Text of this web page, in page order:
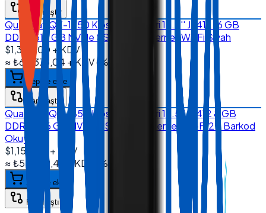
Karşılaştır
Quanmax QX-1850 Kiosk Sistemleri 18.5'' J6412 16 GB
DDR4 512 GB NVMe SSD Dual Ethernet Wi-Fi Siyah
$1,345.00 + KDV
≈₺64.373,04 + KDV(%
Sepete ekle
Karşılaştır
Quanmax QX-1850 Kiosk Sistemleri 18.5'' J6412 8 GB
DDR4 256 GB NVMe SSD Dual Ethernet Wi-Fi 2D Barkod
Okuyucu
$1,155.00
+ KDV
≈₺55.279,46 + KDV (%
Sepete ekle
Karşılaştır